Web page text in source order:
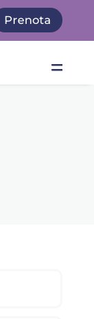
Prenota